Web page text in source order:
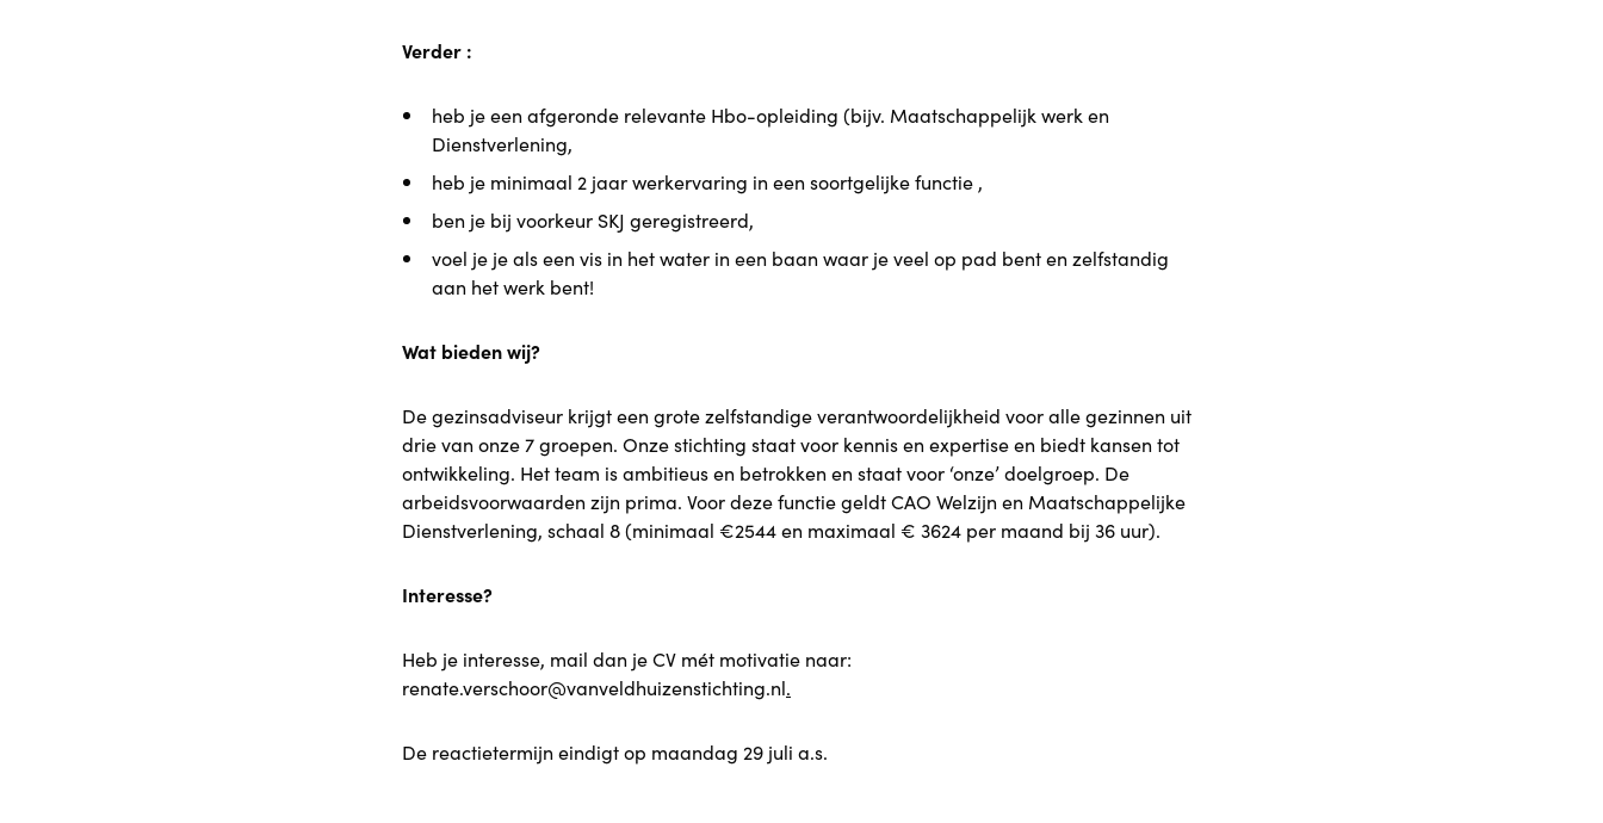
Verder :
heb je een afgeronde relevante Hbo-opleiding (bijv. Maatschappelijk werk en
Dienstverlening,
heb je minimaal 2 jaar werkervaring in een soortgelijke functie ,
ben je bij voorkeur SKJ geregistreerd,
voel je je als een vis in het water in een baan waar je veel op pad bent en zelfstandig
aan het werk bent!
Wat bieden wij?
De gezinsadviseur krijgt een grote zelfstandige verantwoordelijkheid voor alle gezinnen uit
drie van onze 7 groepen. Onze stichting staat voor kennis en expertise en biedt kansen tot
ontwikkeling. Het team is ambitieus en betrokken en staat voor ‘onze’ doelgroep. De
arbeidsvoorwaarden zijn prima. Voor deze functie geldt CAO Welzijn en Maatschappelijke
Dienstverlening, schaal 8 (minimaal €2544 en maximaal € 3624 per maand bij 36 uur).
Interesse?
Heb je interesse, mail dan je CV mét motivatie naar:
renate.verschoor@vanveldhuizenstichting.nl.
De reactietermijn eindigt op maandag 29 juli a.s.